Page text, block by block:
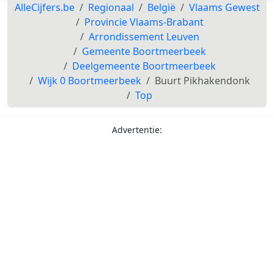
AlleCijfers.be Regionaal België
Vlaams Gewest
Provincie Vlaams-Brabant
Arrondissement Leuven
Gemeente Boortmeerbeek
Deelgemeente Boortmeerbeek
Wijk 0 Boortmeerbeek
Buurt Pikhakendonk
Top
Advertentie: